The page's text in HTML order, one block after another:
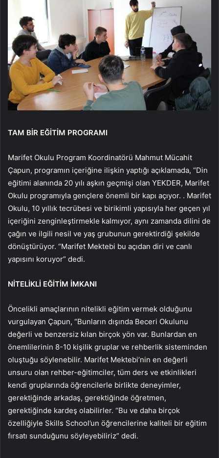
TAM BİR EĞİTİM PROGRAMI
Marifet Okulu Program Koordinatörü Mahmut Mücahit
Çapun, programın içeriğine ilişkin yaptığı açıklamada, “Din
eğitimi alanında 20 yılı aşkın geçmişi olan YEKDER, Marifet
Okulu programıyla gençlere önemli bir kapı açıyor. . Marifet
Okulu, 10 yıllık tecrübesi ve birikimli yapısıyla her geçen yıl
içeriğini zenginleştirmekle kalmıyor, aynı zamanda dilini de
çağın ve ilgili nesil ve yaş grubunun gerektirdiği şekilde
dönüştürüyor. “Marifet Mektebi bu açıdan diri ve canlı
yapısını koruyor” dedi.
NİTELİKLİ EĞİTİM İMKANI
Öncelikli amaçlarının nitelikli eğitim vermek olduğunu
vurgulayan Çapun, “Bunların dışında Beceri Okulunu
değerli ve benzersiz kılan birçok yön var. Bunlardan en
önemlilerinin 8-10 kişilik gruplar ve rehberlik sisteminden
oluştuğu söylenebilir. Marifet Mektebi’nin en değerli
unsuru olan rehber-eğitimciler, tüm ders ve etkinlikleri
kendi gruplarında öğrencilerle birlikte deneyimler,
gerektiğinde arkadaş, gerektiğinde öğretmen,
gerektiğinde kardeş olabilirler. “Bu ve daha birçok
özelliğiyle Skills School’un öğrencilerine kaliteli bir eğitim
fırsatı sunduğunu söyleyebiliriz” dedi.